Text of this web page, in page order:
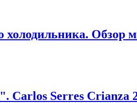
холодильника. Обзор
Serres Crianza